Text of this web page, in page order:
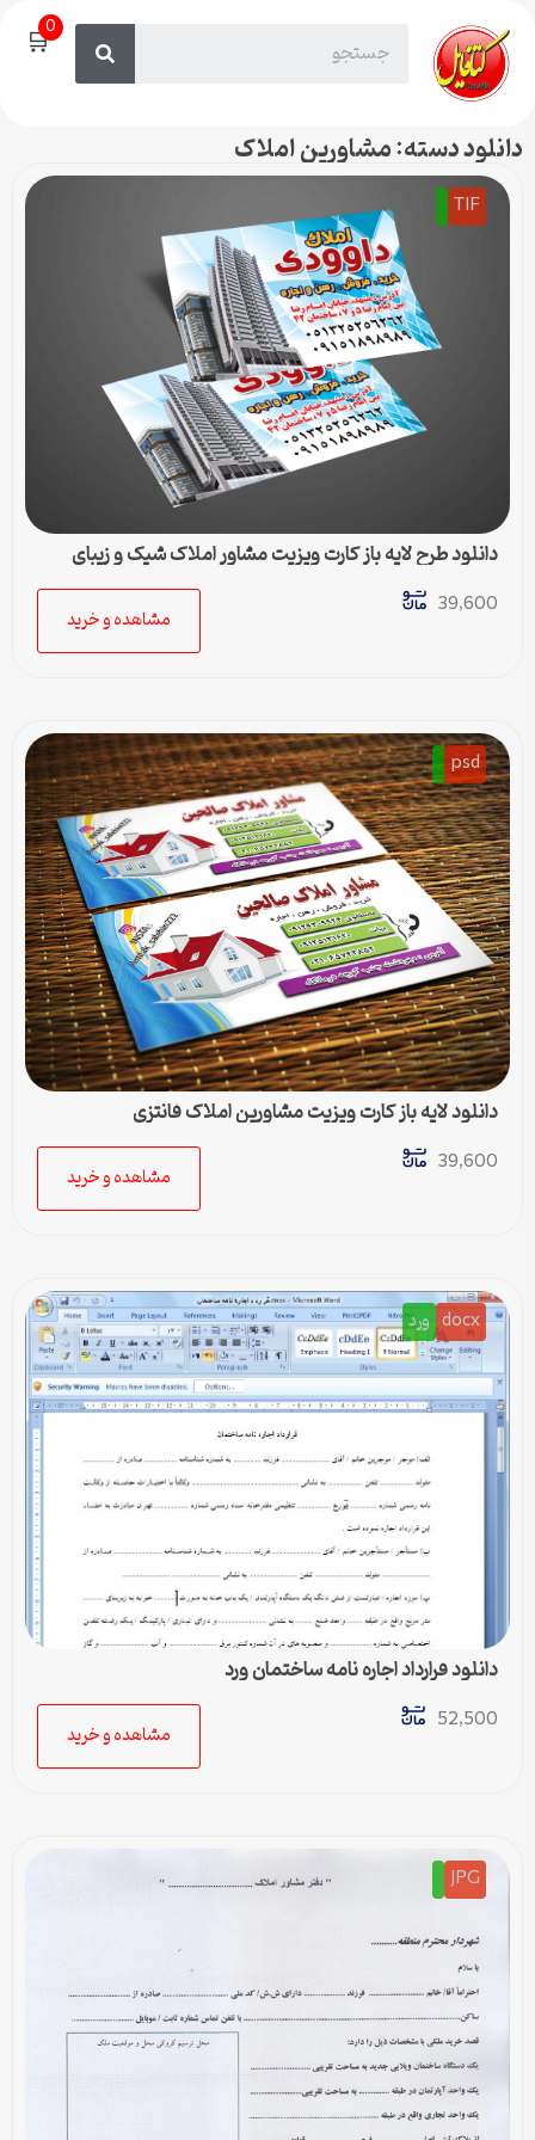
🛒0
دانلود دسته: مشاورین املاک
TIF
دانلود طرح لایه باز کارت ویزیت مشاور املاک شیک و زیبای
رسمی
39,600
مشاهده و خرید
psd
دانلود لایه باز کارت ویزیت مشاورین املاک فانتزی
39,600
مشاهده و خرید
docx ورد
دانلود قرارداد اجاره نامه ساختمان ورد
52,500
مشاهده و خرید
JPG